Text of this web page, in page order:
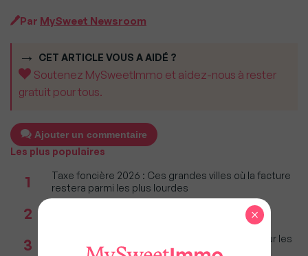
Par MySweet Newsroom
CET ARTICLE VOUS A AIDÉ ?
Soutenez MySweetImmo et aidez-nous à rester
gratuit pour tous.
Ajouter un commentaire
Les plus populaires
1
Taxe foncière 2026 : Ces grandes villes où la facture
restera parmi les plus lourdes
2
Réseau immobilier : iad franchit le cap des 600
3
Immobilier : Ce que l’AI Act change vraiment pour les
agences depuis le 2 août 2026
×